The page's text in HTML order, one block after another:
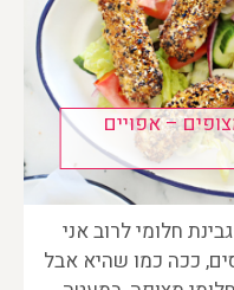
– אפויים
חלומי לרוב אני
ככה כמו שהיא אבל